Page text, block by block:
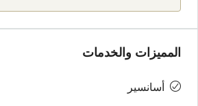
المميزات والخدمات
أسانسير